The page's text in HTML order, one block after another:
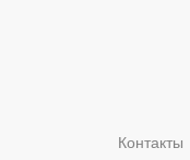
Контакты